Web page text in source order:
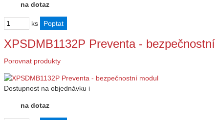
na dotaz
ks
XPSDMB1132P Preventa - bezpečnostní
Porovnat produkty
Dostupnost na objednávku i
na dotaz